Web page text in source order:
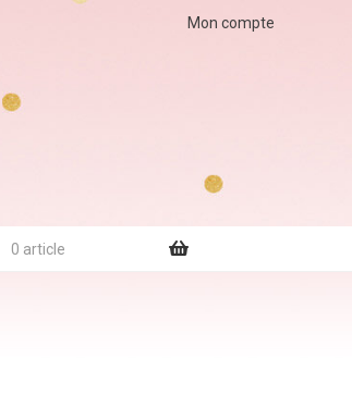
Mon compte
0 article